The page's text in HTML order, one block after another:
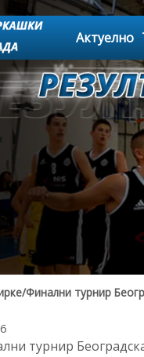
Актуелно
Финални турнир
турнир